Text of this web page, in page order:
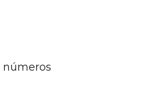
números